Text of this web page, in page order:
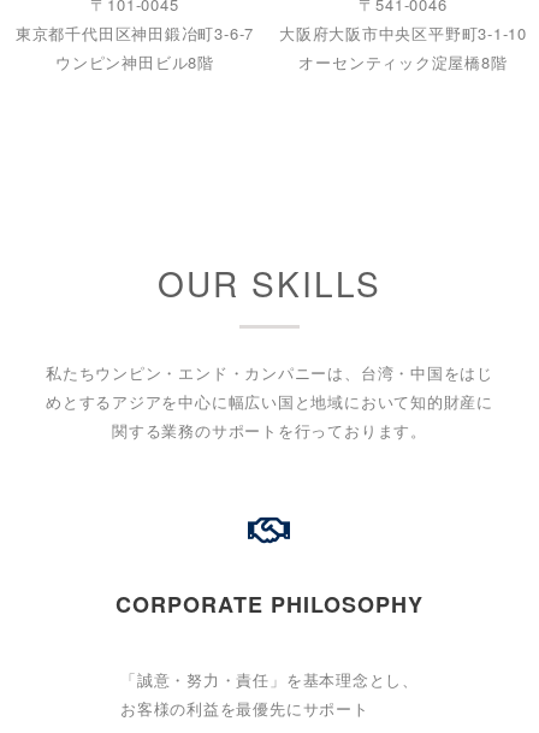
東京都千代田区神田鍛冶町3-6-7
ウンピン神田ビル8階
大阪府大阪市中央区平野町3-1-10
オーセンティック淀屋橋8階
OUR SKILLS
私たちウンピン・エンド・カンパニーは、台湾・中国をはじ
めとするアジアを中心に幅広い国と地域において知的財産に
関する業務のサポートを行っております。
CORPORATE PHILOSOPHY
「誠意・努力・責任」を基本理念とし、
お客様の利益を最優先にサポート